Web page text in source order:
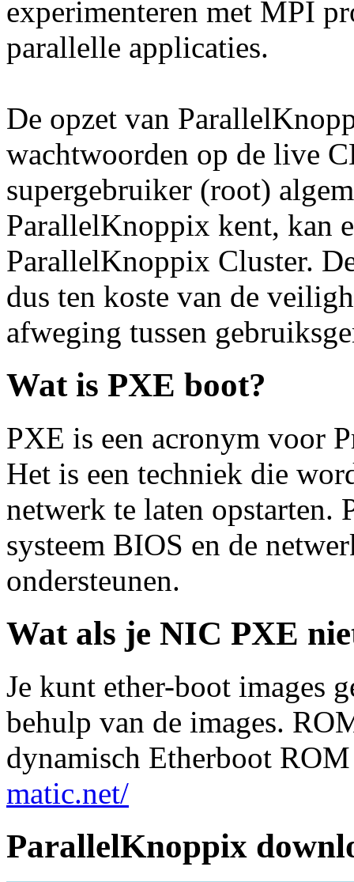
experimenteren met MPI
parallelle applicaties.
De opzet van
wachtwoorden op de live
supergebruiker (root)
ParallelKnoppix kent, kan
ParallelKnoppix Cluster.
dus ten koste van de
afweging tussen
Wat is PXE boot?
PXE is een acronym voor
Het is een techniek die
netwerk te laten opstarten.
systeem BIOS en de
ondersteunen.
Wat als je NIC PXE
Je kunt ether-boot images
behulp van de images.
dynamisch Etherboot
matic.net/
ParallelKnoppix